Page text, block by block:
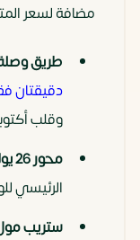
مضافة لسعر
طريق
دقيقتان
وقلب
محور 26 يوليو:
الرئيسي
ستريب